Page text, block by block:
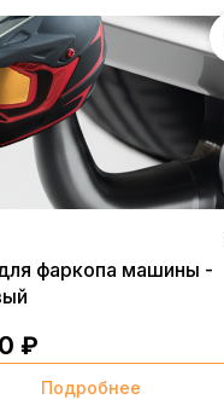
фаркопа машины -
₽
Подробнее